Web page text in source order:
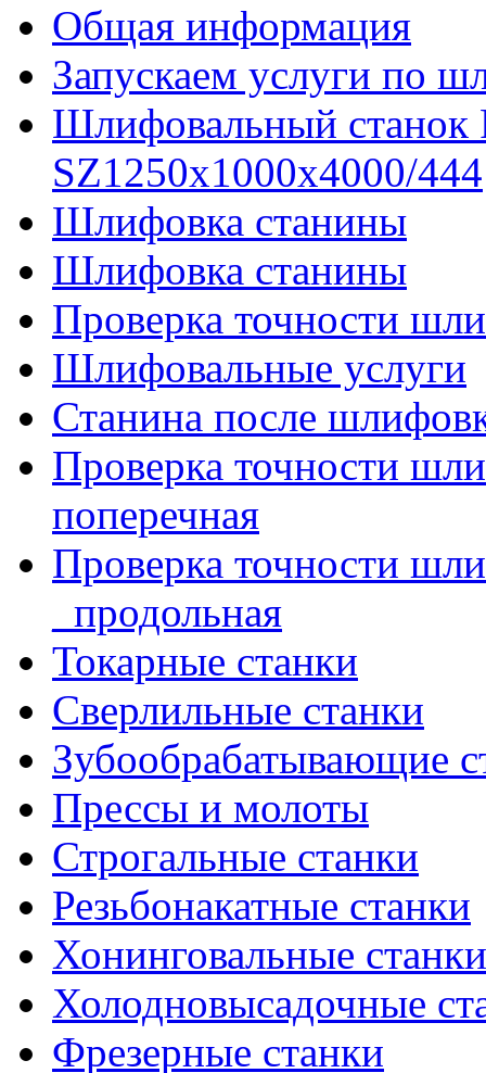
Общая информация
Запускаем услуги по
Шлифовальный
SZ1250x1000x4000/444
Шлифовка станины
Шлифовка станины
Проверка точности
Шлифовальные услуги
Станина после
Проверка точности
поперечная
Проверка точности
_продольная
Токарные станки
Сверлильные станки
Зубообрабатывающие
Прессы и молоты
Строгальные станки
Резьбонакатные станки
Хонинговальные станки
Холодновысадочные
Фрезерные станки